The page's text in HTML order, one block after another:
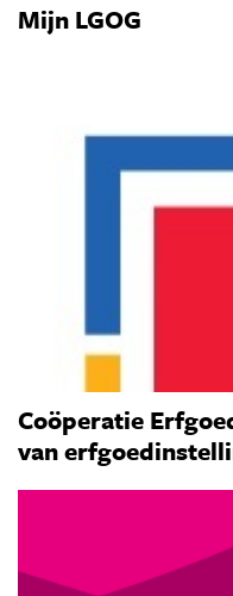
Mijn LGOG
Coöperatie
van